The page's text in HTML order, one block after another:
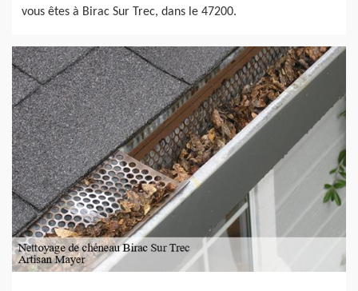
vous êtes à Birac Sur Trec, dans le 47200.